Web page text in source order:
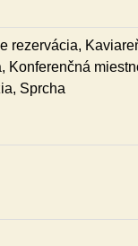
rezervácia,
Konferenčná
Sprcha